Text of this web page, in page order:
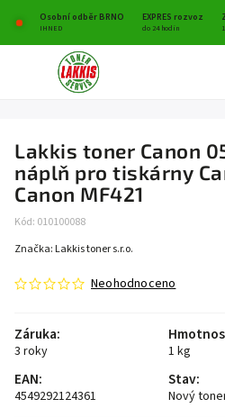
Osobní odběr BRNO EXPRES rozvoz
IHNED do 24 hodin
Lakkis toner Canon
náplň pro tiskárny
Canon MF421
Kód: 010100088
Neohodnoceno
Záruka:
3 roky 1 kg
EAN:
4549292124361
Stav:
Nový
Značka: Lakkis toner s.r.o.